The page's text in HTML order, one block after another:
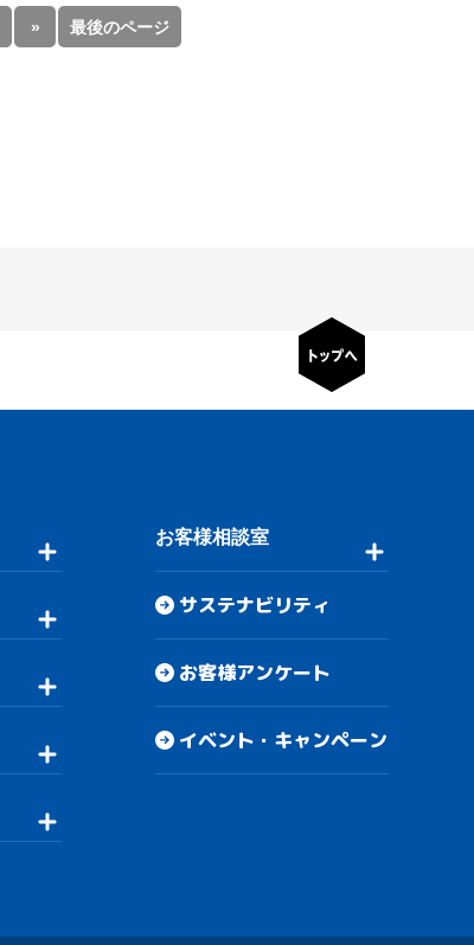
» 最後のページ
お客様相談室
サステナビリティ
お客様アンケート
イベント・キャンペーン